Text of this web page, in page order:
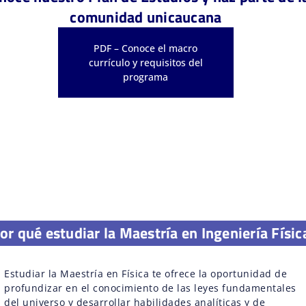
comunidad unicaucana
PDF – Conoce el macro
currículo y requisitos del
programa
qué estudiar la Maestría en Ingeniería
Estudiar la Maestría en Física te ofrece la oportunidad de
profundizar en el conocimiento de las leyes fundamentales
del universo y desarrollar habilidades analíticas y de